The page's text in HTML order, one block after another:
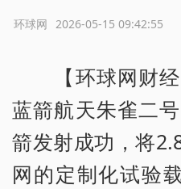
2026-05-15 09:42:55
环球网
【环球网财经
蓝箭航天朱雀二
箭发射成功，将
网的定制化试验